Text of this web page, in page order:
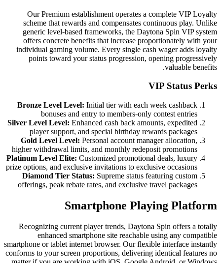
Our Premium establishment
scheme that rewards and
generic level-based
offers concrete benefits that
individual gaming volume. Every
points toward your status
Bronze Level Level:Initial tier
bonuses and entry to
Silver Level Level:Enhanced cash
player support, and special
Gold Level Level:Personal
higher withdrawal limits, and
Platinum Level Elite: Customized
prize options, and exclusive
Diamond Tier Status:
offerings, peak rebate rates, and
Recognizing current player
enhanced smartphone site
smartphone or tablet internet
conforms to your screen